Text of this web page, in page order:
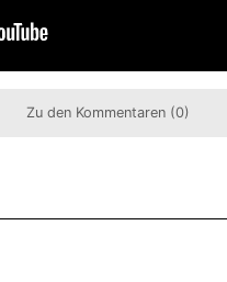
Zu den Kommentaren (0)